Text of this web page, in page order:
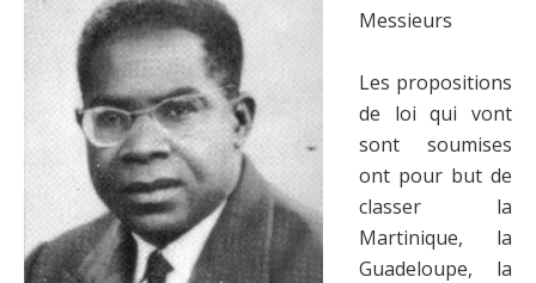
Messieurs
Les propositions
de loi qui vont
sont soumises
ont pour but de
classer la
Martinique, la
Guadeloupe, la